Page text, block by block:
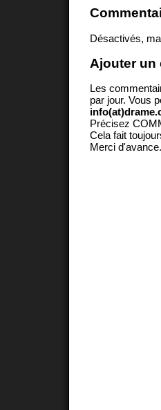
Désactivés,
Ajouter un
Les
par jour. Vous
Précisez
Cela fait
Merci d'avance.